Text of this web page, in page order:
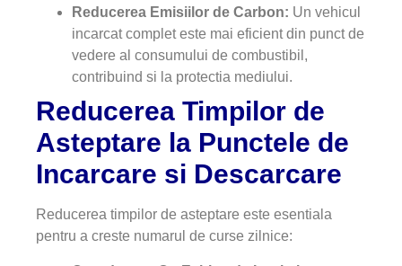
Reducerea Emisiilor de Carbon: Un vehicul
incarcat complet este mai eficient din punct de
vedere al consumului de combustibil,
contribuind si la protectia mediului.
Reducerea Timpilor de
Asteptare la Punctele de
Incarcare si Descarcare
Reducerea timpilor de asteptare este esentiala
pentru a creste numarul de curse zilnice: